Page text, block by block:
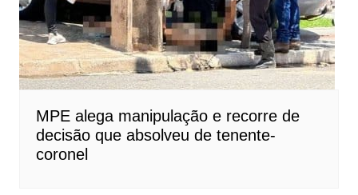
MPE alega manipulação e recorre de
decisão que absolveu de tenente-
coronel